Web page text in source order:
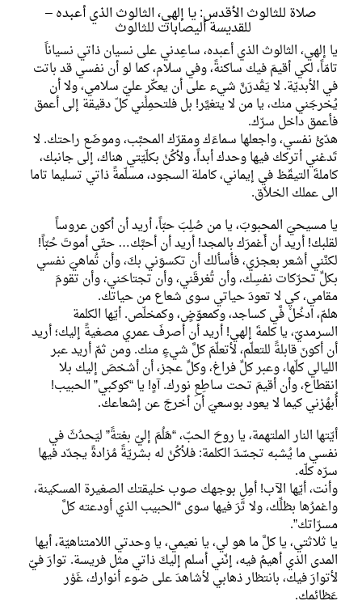
صلاة للثالوث الأقدس: يا إلهي، الثالوث الذي أعبده –
للقديسة أليصابات للثالوث
يا إلهي، الثالوث الذي أعبده، ساعِدني على نسيان ذاتي نسياناً
تامّاً، لكي أقيمَ فيك ساكنةً، وفي سلام، كما لو أن نفسي قد باتت
في الأبديّة. لا يَقْدرَنَّ شيء على أن يعكّر عليّ سلامي، ولا أن
يُخرجَني منك، يا من لا يتغيَّر! بل فلتحمِلْني كلّ دقيقة إلى أعمق
فأعمق داخل سرّك.
هدّئْ نفسي، واجعلها سماءَك ومقرّك المحبَّب، وموضَع راحتك. لا
تَدعْني أتركك فيها وحدك أبداً، ولأكُنْ بكلّيّتي هناك، إلى جانبك،
كاملةَ التيقّظ في إيماني، كاملة السجود، مسلّمةً ذاتي تسليما تاما
الى عملك الخلاّق.
يا مسيحيَ المحبوبَ، يا من صُلِبَ حبّاً، أريد أن أكون عروساً
لقلبك! أريد أن أَغمرَك بالمجد! أريد أن أحبَّك… حتّى أموتَ حُبّاً!
لكنَّني أشعر بعجزي، فأسألك أن تكسوَني بكَ، وأن تُماهيَ نفسي
بكلِّ تحرّكات نفسِك، وأن تُغرقَني، وأن تجتاحَني، وأن تقومَ
مقامي، كي لا تعودَ حياتي سوى شعاع من حياتك.
هلمّ، ادخُلْ فَّي كساجد، وكمعوّضٍ، وكمخلّص. أيّها الكلمة
السرمديّ، يا كلمةَ إلهي! أريد أن أصرفَ عمري مصغيةً إليك؛ أريد
أن أكونَ قابلةً للتعلّم، لأتعلّمَ كلَّ شيءٍ منك. ومن ثمّ أريد عبر
الليالي كلّها، وعبر كلِّ فراغ، وكلِّ عجز، أن أشخصَ إليك بلا
انقطاع، وأن أقيمَ تحت ساطِعِ نورك. آهٍ! يا “كوكبي” الحبيب!
أُبهُرْني كيما لا يعود بوسعيَ أن أخرجَ عن إشعاعك.
أيّتها النار الملتهمة، يا روحَ الحبّ، “هَلُمَ إليّ بغتةً” ليَحدُثَ في
نفسي ما يُشبه تجسّدَ الكلمة: فلأكُنْ له بشريّةً مُزادةً يجدّد فيها
سرّه كلّه.
وأنت، أيّها الآب! أمِلِ بوجهك صوب خليقتك الصغيرة المسكينة،
واغمرُها بظلِّك، ولا تَرَ فيها سوى “الحبيب الذي أودعته كلَّ
مسرّاتك”.
يا ثلاثتي، يا كلَّ ما هو لي، يا نعيمي، يا وحدتي اللامتناهيّة، أيها
المدى الذي أهيمُ فيه، إنّني أسلم إليكَ ذاتي مثل فريسة. توارَ فيّ
لأتوارَ فيك، بانتظار ذهابي لأشاهدَ على ضوء أنوارك، غَوْر
عَظائمك.